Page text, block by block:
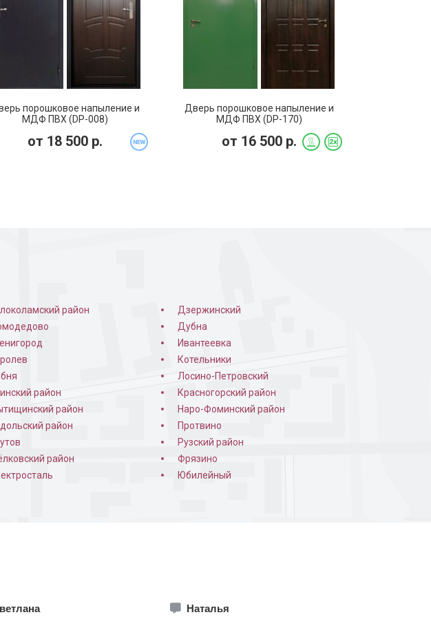
Порошковая дверь в частном
изнутри
порошковое напыление и
МДФ ПВХ (DP-008)
от 18 500р.
Дверь порошковое напыление и
МДФ ПВХ (DP-170)
от 16 500р.
район
Дзержинский
Дубна
Ивантеевка
Котельники
Лосино-Петровский
район
Красногорский район
район
Наро-Фоминский район
район
Протвино
Рузский район
район
Фрязино
Юбилейный
Наталья